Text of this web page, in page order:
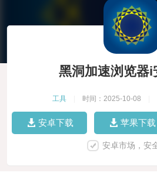
黑洞加速浏览器i
工具 时间：2025-10-08
安卓下载 苹果下载
安卓市场，安